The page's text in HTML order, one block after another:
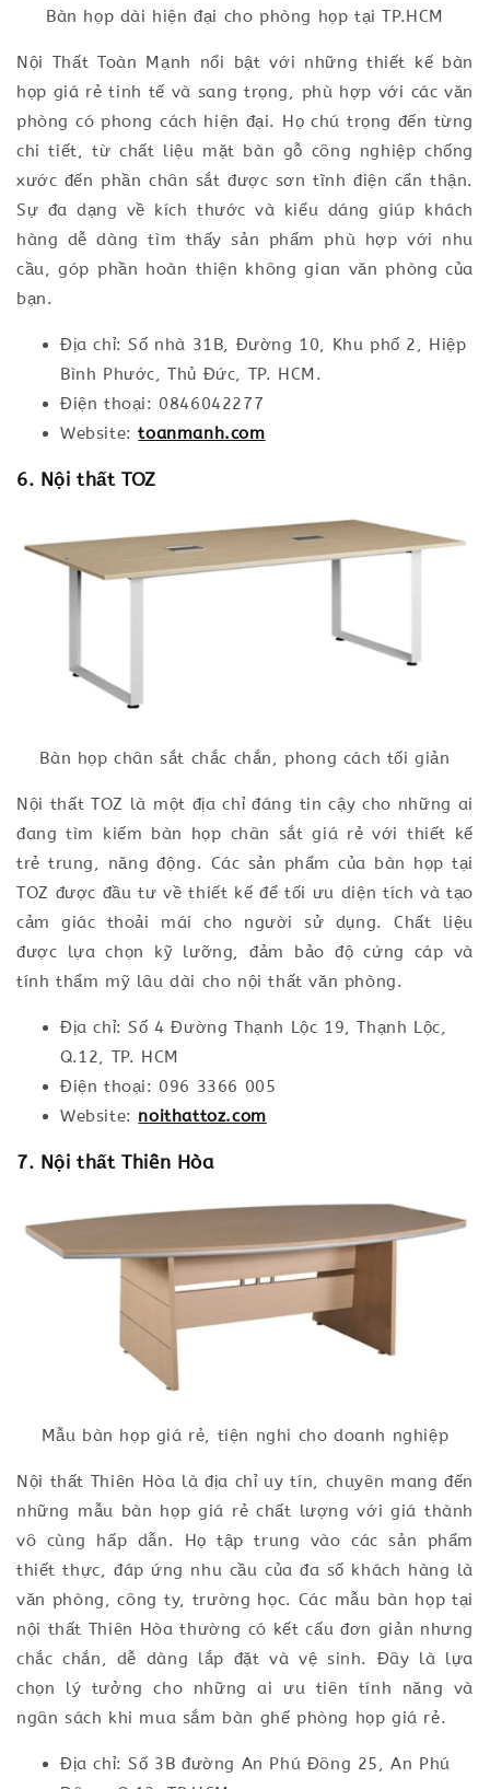
Bàn họp dài hiện đại cho phòng họp tại TP.HCM
Nội Thất Toàn Mạnh nổi bật với những thiết kế bàn
họp giá rẻ tinh tế và sang trọng, phù hợp với các văn
phòng có phong cách hiện đại. Họ chú trọng đến từng
chi tiết, từ chất liệu mặt bàn gỗ công nghiệp chống
xước đến phần chân sắt được sơn tĩnh điện cẩn thận.
Sự đa dạng về kích thước và kiểu dáng giúp khách
hàng dễ dàng tìm thấy sản phẩm phù hợp với nhu
cầu, góp phần hoàn thiện không gian văn phòng của
bạn.
Địa chỉ: Số nhà 31B, Đường 10, Khu phố 2, Hiệp
Bình Phước, Thủ Đức, TP. HCM.
Điện thoại: 0846042277
Website:toanmanh.com
6. Nội thất TOZ
Bàn họp chân sắt chắc chắn, phong cách tối giản
Nội thất TOZ là một địa chỉ đáng tin cậy cho những ai
đang tìm kiếm bàn họp chân sắt giá rẻ với thiết kế
trẻ trung, năng động. Các sản phẩm của bàn họp tại
TOZ được đầu tư về thiết kế để tối ưu diện tích và tạo
cảm giác thoải mái cho người sử dụng. Chất liệu
được lựa chọn kỹ lưỡng, đảm bảo độ cứng cáp và
tính thẩm mỹ lâu dài cho nội thất văn phòng.
Địa chỉ: Số 4 Đường Thạnh Lộc 19, Thạnh Lộc,
Q.12, TP. HCM
Điện thoại: 096 3366 005
Website: noithattoz.com
7. Nội thất Thiên Hòa
Mẫu bàn họp giá rẻ, tiện nghi cho doanh nghiệp
Nội thất Thiên Hòa là địa chỉ uy tín, chuyên mang đến
những mẫu bàn họp giá rẻ chất lượng với giá thành
vô cùng hấp dẫn. Họ tập trung vào các sản phẩm
thiết thực, đáp ứng nhu cầu của đa số khách hàng là
văn phòng, công ty, trường học. Các mẫu bàn họp tại
nội thất Thiên Hòa thường có kết cấu đơn giản nhưng
chắc chắn, dễ dàng lắp đặt và vệ sinh. Đây là lựa
chọn lý tưởng cho những ai ưu tiên tính năng và
ngân sách khi mua sắm bàn ghế phòng họp giá rẻ.
Địa chỉ: Số 3B đường An Phú Đông 25, An Phú